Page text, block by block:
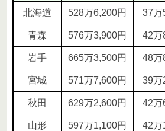
北海道 528万6,200円 37万
青森 576万3,900円 42万
岩手 665万3,500円 48万
宮城 571万7,600円 39万
秋田 629万2,600円 42万
山形 597万1,100円 42万